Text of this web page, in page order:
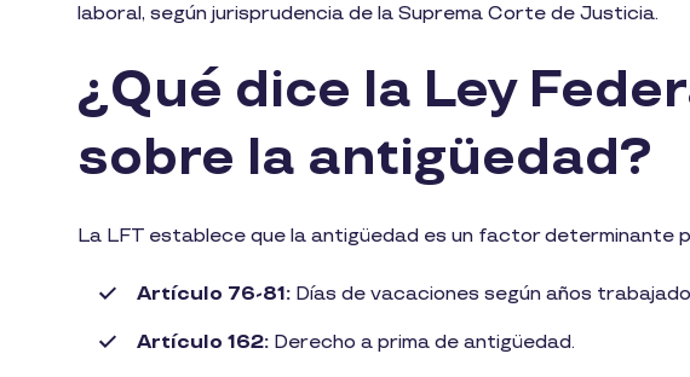
laboral, según jurisprudencia de la Suprema Corte de Justicia.
¿Qué dice la Ley
sobre la antigüedad?
La LFT establece que la antigüedad es un factor determinante
Artículo 76-81: Días de vacaciones según años
Artículo 162: Derecho a prima de antigüedad.